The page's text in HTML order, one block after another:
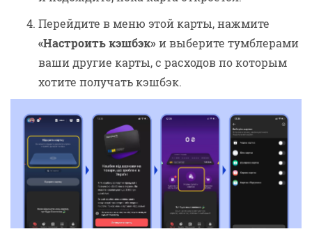
Перейдите в меню этой карты, нажмите
«Настроить кэшбэк»и выберите тумблерами
ваши другие карты, с расходов по которым
хотите получать кэшбэк.